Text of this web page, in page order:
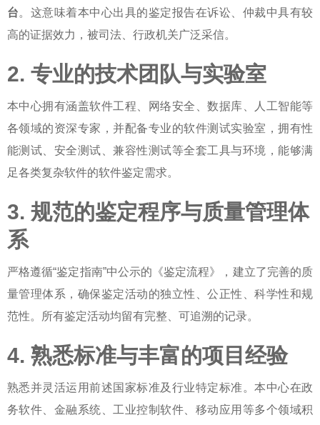
台。这意味着本中心出具的鉴定报告在诉讼、仲裁中具有较
高的证据效力，被司法、行政机关广泛采信。
2. 专业的技术团队与实验室
本中心拥有涵盖软件工程、网络安全、数据库、人工智能等
各领域的资深专家，并配备专业的软件测试实验室，拥有性
能测试、安全测试、兼容性测试等全套工具与环境，能够满
足各类复杂软件的软件鉴定需求。
3. 规范的鉴定程序与质量管理体
系
严格遵循“鉴定指南”中公示的《鉴定流程》，建立了完善的质
量管理体系，确保鉴定活动的独立性、公正性、科学性和规
范性。所有鉴定活动均留有完整、可追溯的记录。
4. 熟悉标准与丰富的项目经验
熟悉并灵活运用前述国家标准及行业特定标准。本中心在政
务软件、金融系统、工业控制软件、移动应用等多个领域积